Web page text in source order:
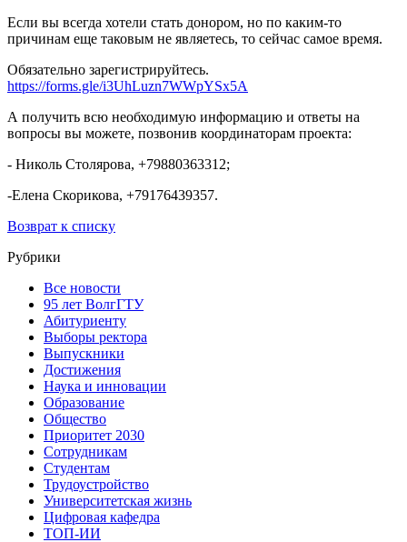
Если вы всегда хотели стать донором, но по каким-то
причинам еще таковым не являетесь, то сейчас самое время.
Обязательно зарегистрируйтесь.
https://forms.gle/i3UhLuzn7WWpYSx5A
А получить всю необходимую информацию и ответы на
вопросы вы можете, позвонив координаторам проекта:
- Николь Столярова, +79880363312;
-Елена Скорикова, +79176439357.
Возврат к списку
Рубрики
Все новости
95 лет ВолгГТУ
Абитуриенту
Выборы ректора
Выпускники
Достижения
Наука и инновации
Образование
Общество
Приоритет 2030
Сотрудникам
Студентам
Трудоустройство
Университетская жизнь
Цифровая кафедра
ТОП-ИИ